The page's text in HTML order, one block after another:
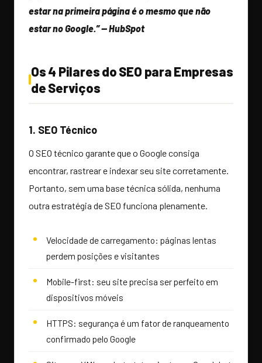
estar na primeira página é o mesmo que não
estar no Google.” — HubSpot
Os 4 Pilares do SEO para Empresas
de Serviços
1. SEO Técnico
O SEO técnico garante que o Google consiga
encontrar, rastrear e indexar seu site corretamente.
Portanto, sem uma base técnica sólida, nenhuma
outra estratégia de SEO funciona plenamente.
Velocidade de carregamento: páginas lentas
perdem posições e visitantes
Mobile-first: seu site precisa ser perfeito em
dispositivos móveis
HTTPS: segurança é um fator de ranqueamento
confirmado pelo Google